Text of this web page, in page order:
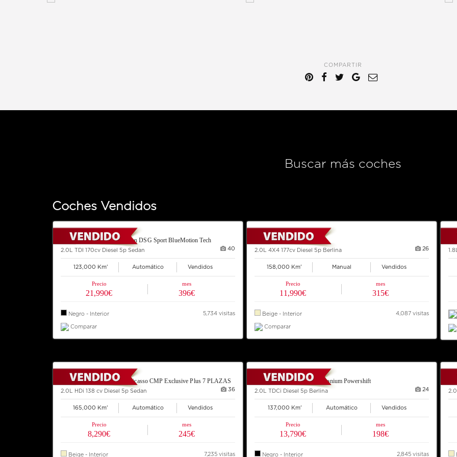
COMPARTIR
Buscar más coches
Coches Vendidos
2012 VOLKSWAGEN Sharan DSG Sport BlueMotion Tech
40
2.0L TDI 170cv Diesel 5p Sedan
123,000 Km' Automático Vendidos
Precio
21,990€
mes
396€
5,734 visitas
Negro - Interior
Comparar
2008 BMW X3
26
2.0L 4X4 177cv Diesel 5p Berlina
158,000 Km' Manual Vendidos
Precio
11,990€
mes
315€
4,087 visitas
Beige - Interior
Comparar
2007 CITROEN Grand C4 Picasso CMP Exclusive Plus 7 PLAZAS
36
2.0L HDi 138 cv Diesel 5p Sedan
165,000 Km' Automático Vendidos
Precio
8,290€
mes
245€
7,235 visitas
Beige - Interior
2014 FORD Mondeo 140 Titanium Powershift
24
2.0L TDCi Diesel 5p Berlina
137,000 Km' Automático Vendidos
Precio
13,790€
mes
198€
2,845 visitas
Negro - Interior